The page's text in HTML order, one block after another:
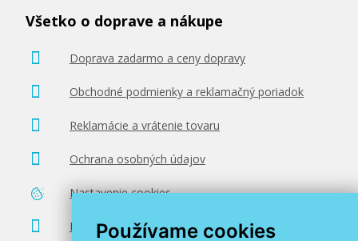
Používame cookies
Všetko o doprave a nákupe
Doprava zadarmo a ceny dopravy
Obchodné podmienky a reklamačný poriadok
Reklamácie a vrátenie tovaru
Ochrana osobných údajov
Nastavenie cookies
Poradenstvo zadarmo